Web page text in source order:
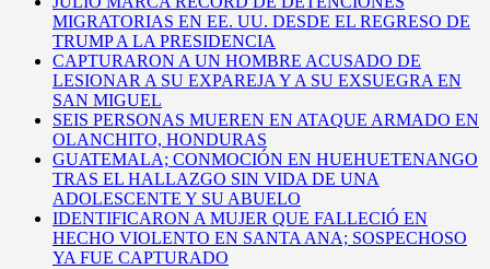
MIGRATORIAS EN EE. UU. DESDE EL REGRESO DE
TRUMP A LA PRESIDENCIA
CAPTURARON A UN HOMBRE ACUSADO DE
LESIONAR A SU EXPAREJA Y A SU EXSUEGRA EN
SAN MIGUEL
SEIS PERSONAS MUEREN EN ATAQUE ARMADO EN
OLANCHITO, HONDURAS
GUATEMALA; CONMOCIÓN EN HUEHUETENANGO
TRAS EL HALLAZGO SIN VIDA DE UNA
ADOLESCENTE Y SU ABUELO
IDENTIFICARON A MUJER QUE FALLECIÓ EN
HECHO VIOLENTO EN SANTA ANA; SOSPECHOSO
YA FUE CAPTURADO